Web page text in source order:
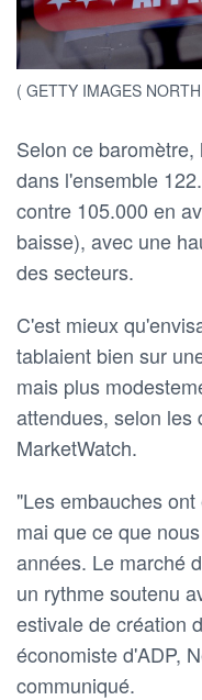
( GETTY IMAGES
Selon ce
dans l'ensemble
contre 105.000 en
baisse), avec une
des secteurs.
C'est mieux
tablaient bien sur
mais plus
attendues, selon les
MarketWatch.
"Les embauches
mai que ce que
années. Le marché
un rythme soutenu
estivale de création
économiste d'ADP,
communiqué.